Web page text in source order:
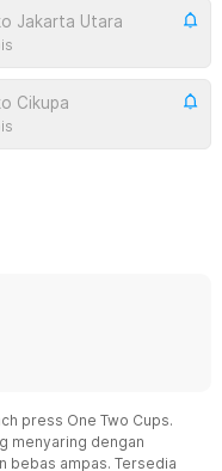
Jakarta Utara
Cikupa
press One Two Cups.
menyaring dengan
bebas ampas. Tersedia